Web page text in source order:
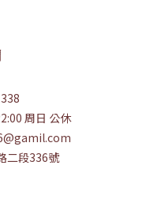
周日 公休
二段336號